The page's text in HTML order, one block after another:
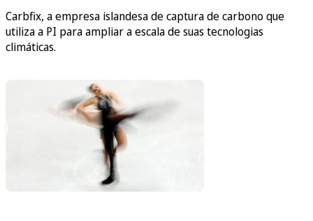
Carbfix, a empresa islandesa de captura de carbono que
utiliza a PI para ampliar a escala de suas tecnologias
climáticas.